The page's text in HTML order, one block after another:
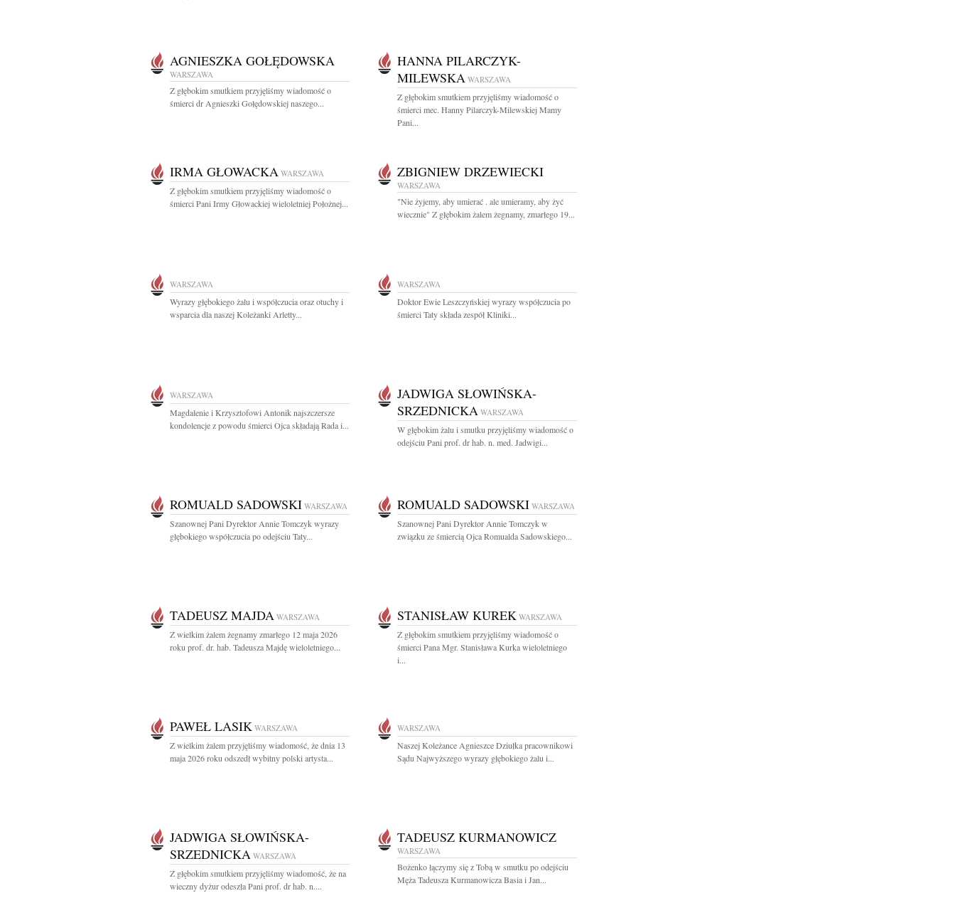
AGNIESZKA GOŁĘDOWSKA
WARSZAWA
Z głębokim smutkiem przyjęliśmy wiadomość o
śmierci dr Agnieszki Gołędowskiej naszego...
HANNA PILARCZYK-
MILEWSKA WARSZAWA
Z głębokim smutkiem przyjęliśmy wiadomość o
śmierci mec. Hanny Pilarczyk-Milewskiej Mamy
Pani...
IRMA GŁOWACKA WARSZAWA
Z głębokim smutkiem przyjęliśmy wiadomość o
śmierci Pani Irmy Głowackiej wieloletniej Położnej...
ZBIGNIEW DRZEWIECKI
WARSZAWA
"Nie żyjemy, aby umierać . ale umieramy, aby żyć
wiecznie" Z głębokim żalem żegnamy, zmarłego 19...
WARSZAWA
Wyrazy głębokiego żalu i współczucia oraz otuchy i
wsparcia dla naszej Koleżanki Arletty...
WARSZAWA
Doktor Ewie Leszczyńskiej wyrazy współczucia po
śmierci Taty składa zespół Kliniki...
WARSZAWA
Magdalenie i Krzysztofowi Antonik najszczersze
kondolencje z powodu śmierci Ojca składają Rada i...
JADWIGA SŁOWIŃSKA-
SRZEDNICKA WARSZAWA
W głębokim żalu i smutku przyjęliśmy wiadomość o
odejściu Pani prof. dr hab. n. med. Jadwigi...
ROMUALD SADOWSKI WARSZAWA
Szanownej Pani Dyrektor Annie Tomczyk wyrazy
głębokiego współczucia po odejściu Taty...
ROMUALD SADOWSKI WARSZAWA
Szanownej Pani Dyrektor Annie Tomczyk w
związku ze śmiercią Ojca Romualda Sadowskiego...
TADEUSZ MAJDA WARSZAWA
Z wielkim żalem żegnamy zmarłego 12 maja 2026
roku prof. dr. hab. Tadeusza Majdę wieloletniego...
STANISŁAW KUREK WARSZAWA
Z głębokim smutkiem przyjęliśmy wiadomość o
śmierci Pana Mgr. Stanisława Kurka wieloletniego
i...
PAWEŁ LASIK WARSZAWA
Z wielkim żalem przyjęliśmy wiadomość, że dnia 13
maja 2026 roku odszedł wybitny polski artysta...
WARSZAWA
Naszej Koleżance Agnieszce Dziułka pracownikowi
Sądu Najwyższego wyrazy głębokiego żalu i...
JADWIGA SŁOWIŃSKA-
SRZEDNICKA WARSZAWA
Z głębokim smutkiem przyjęliśmy wiadomość, że na
wieczny dyżur odeszła Pani prof. dr hab. n....
TADEUSZ KURMANOWICZ
WARSZAWA
Bożenko łączymy się z Tobą w smutku po odejściu
Męża Tadeusza Kurmanowicza Basia i Jan...